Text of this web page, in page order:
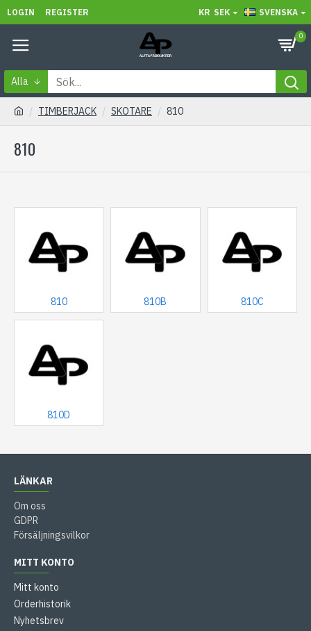
LOGIN REGISTER KR SEK SVENSKA
0
Alla
TIMBERJACK SKOTARE 810
810
810 810B 810C
810D
LÄNKAR
Om oss
GDPR
Försäljningsvilkor
MITT KONTO
Mitt konto
Orderhistorik
Nyhetsbrev